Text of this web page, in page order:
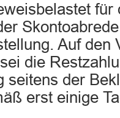
für
Auf den
die
seitens der
erst einige